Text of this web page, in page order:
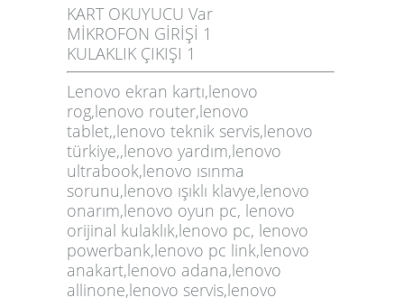
KART OKUYUCU Var
MİKROFON GİRİŞİ 1
KULAKLIK ÇIKIŞI 1
Lenovo ekran kartı,lenovo
rog,lenovo router,lenovo
tablet,,lenovo teknik servis,lenovo
türkiye,,lenovo yardım,lenovo
ultrabook,lenovo ısınma
sorunu,lenovo ışıklı klavye,lenovo
onarım,lenovo oyun pc, lenovo
orijinal kulaklık,lenovo pc, lenovo
powerbank,lenovo pc link,lenovo
anakart,lenovo adana,lenovo
allinone,lenovo servis,lenovo